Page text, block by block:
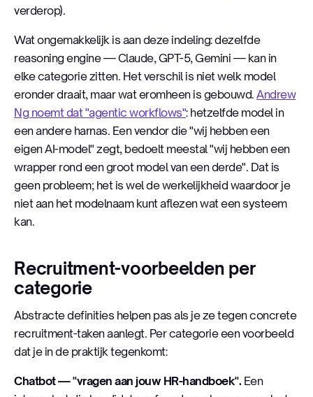
verderop).
Wat ongemakkelijk is aan deze indeling: dezelfde
reasoning engine — Claude, GPT-5, Gemini — kan in
elke categorie zitten. Het verschil is niet welk model
eronder draait, maar wat eromheen is gebouwd.Andrew
Ng noemt dat "agentic workflows": hetzelfde model in
een andere harnas. Een vendor die "wij hebben een
eigen AI-model" zegt, bedoelt meestal "wij hebben een
wrapper rond een groot model van een derde". Dat is
geen probleem; het is wel de werkelijkheid waardoor je
niet aan het modelnaam kunt aflezen wat een systeem
kan.
Recruitment-voorbeelden per
categorie
Abstracte definities helpen pas als je ze tegen concrete
recruitment-taken aanlegt. Per categorie een voorbeeld
dat je in de praktijk tegenkomt:
Chatbot — "vragen aan jouw HR-handboek".Een